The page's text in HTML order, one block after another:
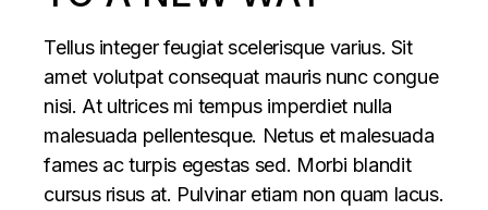
Tellus integer feugiat scelerisque varius. Sit
amet volutpat consequat mauris nunc congue
nisi. At ultrices mi tempus imperdiet nulla
malesuada pellentesque. Netus et malesuada
fames ac turpis egestas sed. Morbi blandit
cursus risus at. Pulvinar etiam non quam lacus.